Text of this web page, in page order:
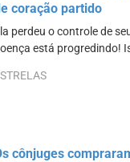
coração partido
perdeu o controle de
está progredindo!
cônjuges